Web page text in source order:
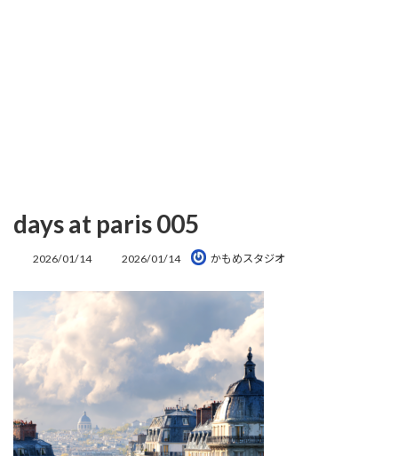
days at paris 005
2026/01/14
最
時
:
2026/01/14 かもめスタジオ